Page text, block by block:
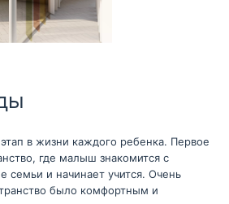
в жизни каждого ребенка. Первое
где малыш знакомится с
семьи и начинает учится. Очень
было комфортным и